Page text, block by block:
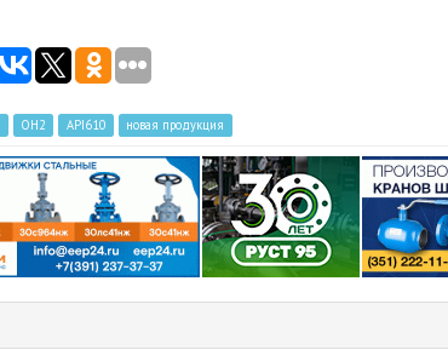
ОН2 API610 новая продукция